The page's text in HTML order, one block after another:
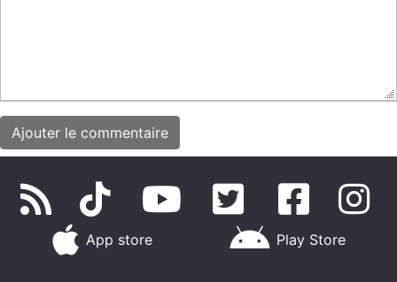
App store Play Store